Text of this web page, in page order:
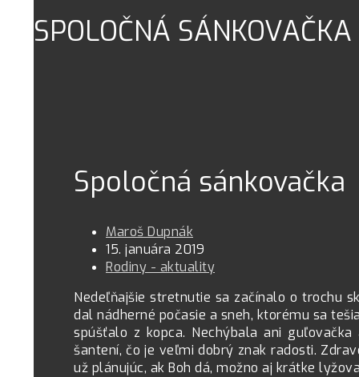
SPOLOČNÁ SÁNKOVAČKA
Spoločná sánkovačka
Maroš Dupnák
15. januára 2019
Rodiny - aktuality
Nedeľňajšie stretnutie sa začínalo o trochu
dal nádherné počasie a sneh, ktorému sa
spúšťalo z kopca. Nechýbala ani
šantení, čo je veľmi dobrý znak radosti.
už plánujúc, ak Boh dá, možno aj krátke